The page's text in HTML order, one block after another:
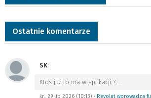
Ostatnie komentarze
SK:
Ktoś już to ma w aplikacji ? …
śr., 29 lip 2026 (10:13) • Revolut wprowadza